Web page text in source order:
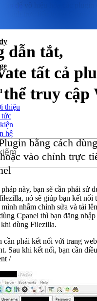
ảnh & Video
trả phí
sóc website
thiệu
tức
hệ
để vô hiệu hóa các plugin
chỉnh trực tiếp trong Cpanel
khắc phục.
dẫn tắt,
tất cả
truy cập
bằng cách
vào chỉnh trực
này, bạn sẽ cần phải sử
nó sẽ giúp bạn kết nối
nhằm chỉnh sửa và tải
Cpanel thì bạn đăng
dùng Filezilla.
cần phải kết nối với trang
Sau khi kết nối, bạn cần
/